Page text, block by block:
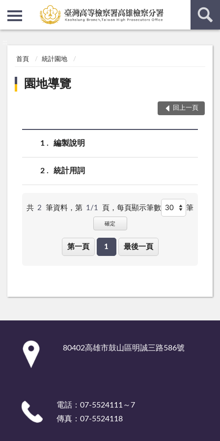
首頁 統計園地
園地導覽
回上一頁
1 編製說明
2 統計用詞
共 2 筆資料，第 1/1 頁， 每頁顯示筆數 筆
確定
第一頁 1 最後一頁
80402高雄市鼓山區明誠三路586號
電話：07-5524111～7
傳真：07-5524118